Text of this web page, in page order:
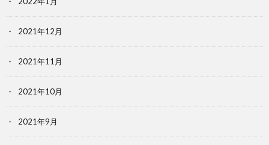
2021年12月
2021年11月
2021年10月
2021年9月